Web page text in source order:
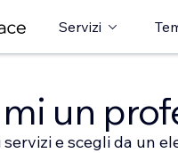
Servizi
un
servizi e scegli da un